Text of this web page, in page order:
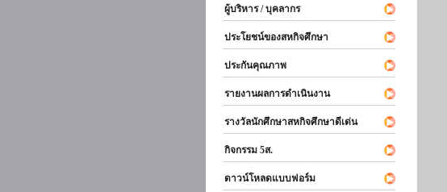
ผู้บริหาร / บุคลากร
ประโยชน์ของสหกิจศึกษา
ประกันคุณภาพ
รายงานผลการดำเนินงาน
รางวัลนักศึกษาสหกิจศึกษาดีเด่น
กิจกรรม 5ส.
ดาวน์โหลดแบบฟอร์ม